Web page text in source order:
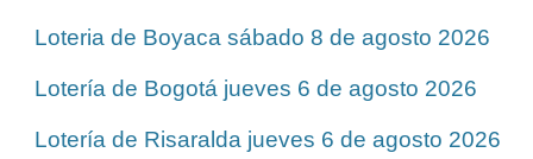
Loteria de Boyaca sábado 8 de agosto 2026
Lotería de Bogotá jueves 6 de agosto 2026
Lotería de Risaralda jueves 6 de agosto 2026